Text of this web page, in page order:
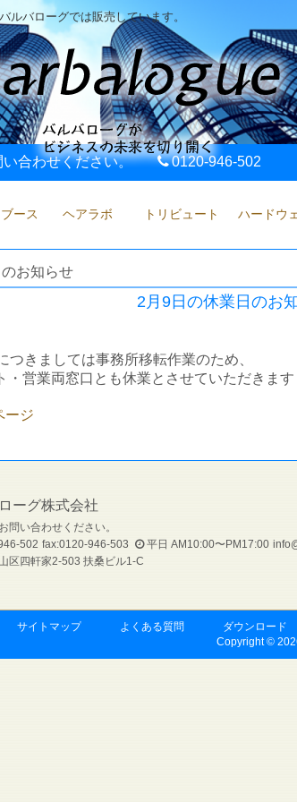
ルバローグでは販売しています。
合わせください。 0120-946-502
ース ヘアラボ トリビュート ハードウ
お知らせ
2月9日の休業日のお
つきましては事務所移転作業のため、
・営業両窓口とも休業とさせていただきます
ージ
ーグ株式会社
問い合わせください。
502 fax:0120-946-503 平日 AM10:00〜PM17:00
区四軒家2-503 扶桑ビル1-C
サイトマップ よくある質問
ダウンロード
Copyright ©